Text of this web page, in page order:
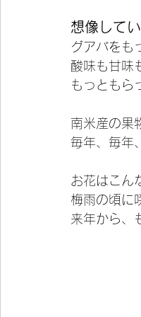
想像して
グアバをも
酸味も甘味
もっともら
南米産の果
毎年、毎年
お花はこん
梅雨の頃に
来年から、